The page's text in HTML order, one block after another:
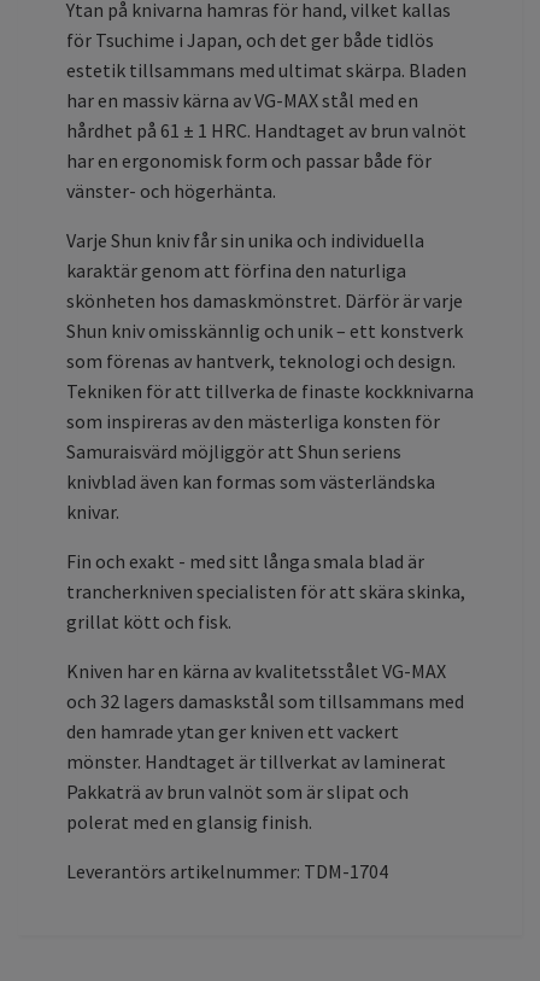
Ytan på knivarna hamras för hand, vilket kallas
för Tsuchime i Japan, och det ger både tidlös
estetik tillsammans med ultimat skärpa. Bladen
har en massiv kärna av VG-MAX stål med en
hårdhet på 61 ± 1 HRC. Handtaget av brun valnöt
har en ergonomisk form och passar både för
vänster- och högerhänta.
Varje Shun kniv får sin unika och individuella
karaktär genom att förfina den naturliga
skönheten hos damaskmönstret. Därför är varje
Shun kniv omisskännlig och unik – ett konstverk
som förenas av hantverk, teknologi och design.
Tekniken för att tillverka de finaste kockknivarna
som inspireras av den mästerliga konsten för
Samuraisvärd möjliggör att Shun seriens
knivblad även kan formas som västerländska
knivar.
Fin och exakt - med sitt långa smala blad är
trancherkniven specialisten för att skära skinka,
grillat kött och fisk.
Kniven har en kärna av kvalitetsstålet VG-MAX
och 32 lagers damaskstål som tillsammans med
den hamrade ytan ger kniven ett vackert
mönster. Handtaget är tillverkat av laminerat
Pakkaträ av brun valnöt som är slipat och
polerat med en glansig finish.
Leverantörs artikelnummer: TDM-1704